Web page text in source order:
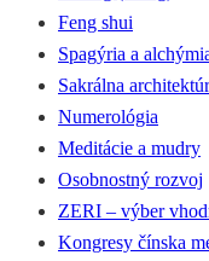
Feng shui
Spagýria a
Sakrálna
Numerológia
Meditácie a mudry
Osobnostný rozvoj
ZERI – výber
Kongresy čínska